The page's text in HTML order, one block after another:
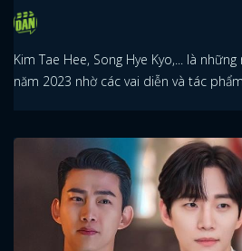
Kim Tae Hee, Song Hye Kyo,... là
năm 2023 nhờ các vai diễn và tác